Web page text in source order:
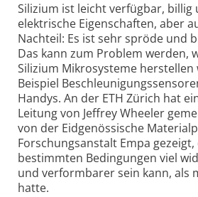
Silizium ist leicht verfügbar, billig
elektrische Eigen­schaften, aber
Nachteil: Es ist sehr spröde und
Das kann zum Problem werden,
Silizium Mikrosysteme herstellen
Beispiel
Handys. An der ETH Zürich hat
Leitung von Jeffrey Wheeler
von der Eid­ge­nössische
Forschungs­anstalt Empa
bestimmten Bedingungen viel
und verformbarer sein kann, als
hatte.